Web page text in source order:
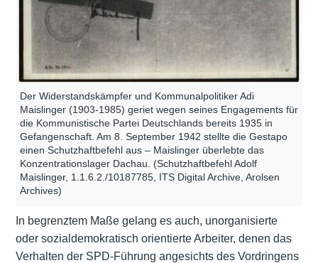
Der Widerstandskämpfer und Kommunalpolitiker Adi
Maislinger (1903-1985) geriet wegen seines Engagements für
die Kommunistische Partei Deutschlands bereits 1935 in
Gefangenschaft. Am 8. September 1942 stellte die Gestapo
einen Schutzhaftbefehl aus – Maislinger überlebte das
Konzentrationslager Dachau. (Schutzhaftbefehl Adolf
Maislinger, 1.1.6.2./10187785, ITS Digital Archive, Arolsen
Archives)
In begrenztem Maße gelang es auch, unorganisierte
oder sozialdemokratisch orientierte Arbeiter, denen das
Verhalten der SPD-Führung angesichts des Vordringens